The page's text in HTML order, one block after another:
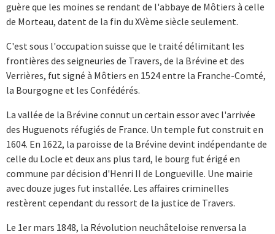
guère que les moines se rendant de l'abbaye de Môtiers à celle
de Morteau, datent de la fin du XVème siècle seulement.
C'est sous l'occupation suisse que le traité délimitant les
frontières des seigneuries de Travers, de la Brévine et des
Verrières, fut signé à Môtiers en 1524 entre la Franche-Comté,
la Bourgogne et les Confédérés.
La vallée de la Brévine connut un certain essor avec l'arrivée
des Huguenots réfugiés de France. Un temple fut construit en
1604. En 1622, la paroisse de la Brévine devint indépendante de
celle du Locle et deux ans plus tard, le bourg fut érigé en
commune par décision d'Henri II de Longueville. Une mairie
avec douze juges fut installée. Les affaires criminelles
restèrent cependant du ressort de la justice de Travers.
Le 1er mars 1848, la Révolution neuchâteloise renversa la